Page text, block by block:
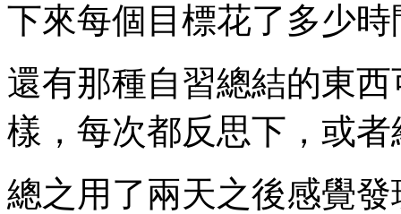
下來每個目標花了多少
還有那種自習總結的東
樣，每次都反思下，或
總之用了兩天之後感覺